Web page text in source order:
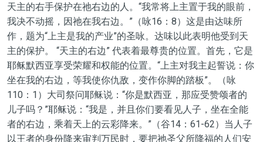
天主的右手保护在祂右边的人。“我常将上主置于我的眼前，
我决不动摇，因祂在我右边。”（咏16：8）这是由达味所
作，题为“上主是我的产业”的圣咏。达味以此表明他受到天
主的保护。 “天主的右边” 代表着最尊贵的位置。首先，它是
耶稣默西亚享受荣耀和权能的位置。“上主对我主起誓说：你
坐在我的右边，等我使你仇敌，变作你脚的踏板”。（咏
110：1）大司祭问耶稣说：“你是默西亚，那应受赞颂者的
儿子吗？”耶稣说：“我是，并且你们要看见人子，坐在全能
者的右边，乘着天上的云彩降来。”（谷14：61-62）当人子
以王者的身份降来审判万民时，要把祂圣父所降福的人们安